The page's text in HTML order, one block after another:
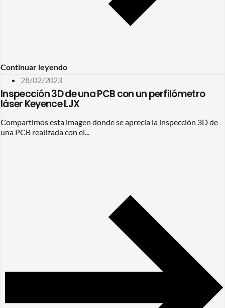
Continuar leyendo
28/02/2023
Inspección 3D de una PCB con un perfilómetro
láser Keyence LJX
Compartimos esta imagen donde se aprecia la inspección 3D de
una PCB realizada con el...